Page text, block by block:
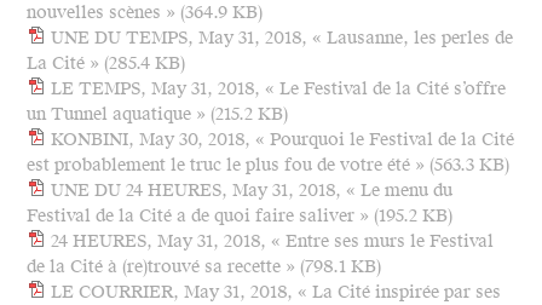
nouvelles scènes » (364.9 KB)
UNE DU TEMPS, May 31, 2018, « Lausanne, les perles de
La Cité » (285.4 KB)
LE TEMPS, May 31, 2018, « Le Festival de la Cité s’offre
un Tunnel aquatique » (215.2 KB)
KONBINI, May 30, 2018, « Pourquoi le Festival de la Cité
est probablement le truc le plus fou de votre été » (563.3 KB)
UNE DU 24 HEURES, May 31, 2018, « Le menu du
Festival de la Cité a de quoi faire saliver » (195.2 KB)
24 HEURES, May 31, 2018, « Entre ses murs le Festival
de la Cité à (re)trouvé sa recette » (798.1 KB)
LE COURRIER, May 31, 2018, « La Cité inspirée par ses